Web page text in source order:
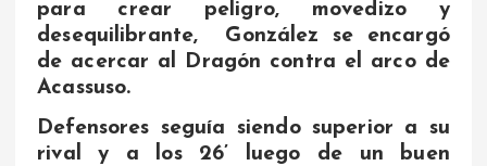
para crear peligro, movedizo y
desequilibrante, González se encargó
de acercar al Dragón contra el arco de
Acassuso.
Defensores seguía siendo superior a su
rival y a los 26’ luego de un buen